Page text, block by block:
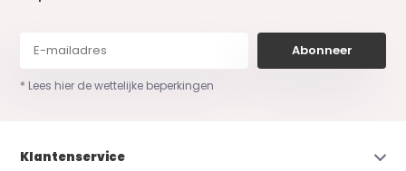
Abonneer
* Lees hier de wettelijke beperkingen
Klantenservice